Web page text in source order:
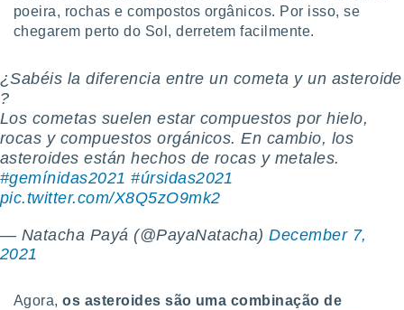
analisar o
Pode
de
através
poeira, rochas e compostos orgânicos. Por isso, se
chegarem perto do Sol, derretem facilmente.
¿Sabéis la diferencia entre un cometa y un asteroide
️?
Los cometas suelen estar compuestos por hielo,
rocas y compuestos orgánicos. En cambio, los
asteroides están hechos de rocas y metales.
#gemínidas2021 #úrsidas2021
pic.twitter.com/X8Q5zO9mk2
— Natacha Payá (@PayaNatacha)December 7,
2021
Agora,os asteroides são uma combinação de